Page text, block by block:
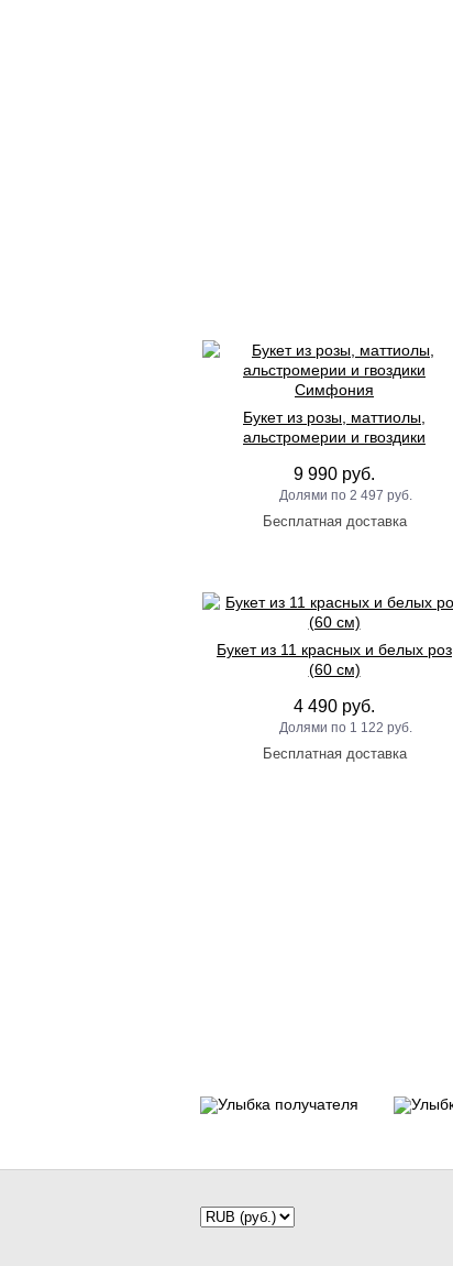
Букет из розы, маттиолы,
альстромерии и гвоздики
9 990 руб.
2 497 руб.
Букет из 11 красных и белых роз
(60 см)
4 490 руб.
1 122 руб.